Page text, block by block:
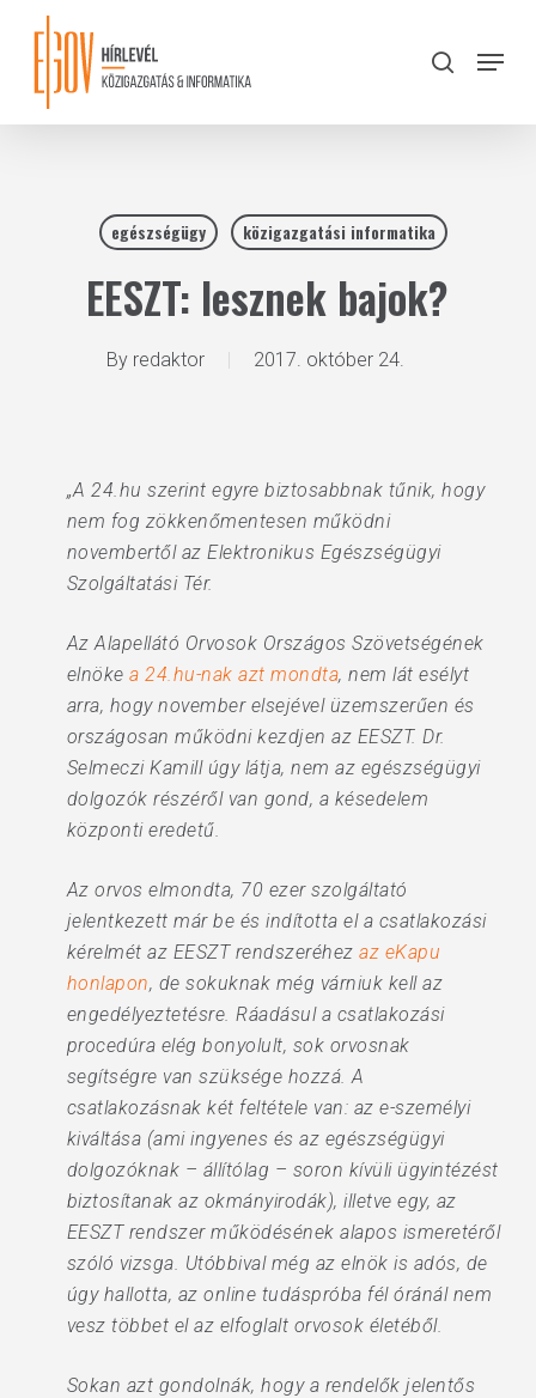
content
search
Menu
egészségügy közigazgatási informatika
EESZT: lesznek bajok?
By redaktor 2017. október 24.
„A 24.hu szerint egyre biztosabbnak tűnik, hogy
nem fog zökkenőmentesen működni
novembertől az Elektronikus Egészségügyi
Szolgáltatási Tér.
Az Alapellátó Orvosok Országos Szövetségének
elnökea 24.hu-nak azt mondta, nem lát esélyt
arra, hogy november elsejével üzemszerűen és
országosan működni kezdjen az EESZT. Dr.
Selmeczi Kamill úgy látja, nem az egészségügyi
dolgozók részéről van gond, a késedelem
központi eredetű.
Az orvos elmondta, 70 ezer szolgáltató
jelentkezett már be és indította el a csatlakozási
kérelmét az EESZT rendszeréhez az eKapu
honlapon, de sokuknak még várniuk kell az
engedélyeztetésre. Ráadásul a csatlakozási
procedúra elég bonyolult, sok orvosnak
segítségre van szüksége hozzá. A
csatlakozásnak két feltétele van: az e-személyi
kiváltása (ami ingyenes és az egészségügyi
dolgozóknak – állítólag – soron kívüli ügyintézést
biztosítanak az okmányirodák), illetve egy, az
EESZT rendszer működésének alapos ismeretéről
szóló vizsga. Utóbbival még az elnök is adós, de
úgy hallotta, az online tudáspróba fél óránál nem
vesz többet el az elfoglalt orvosok életéből.
Sokan azt gondolnák, hogy a rendelők jelentős
Close